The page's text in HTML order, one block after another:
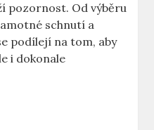
pozornost. Od výběru
schnutí a
podílejí na​ tom, aby
i dokonale